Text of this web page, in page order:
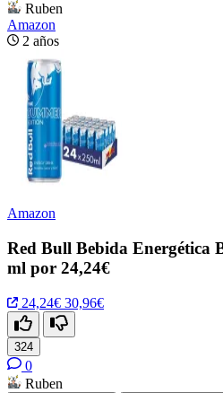
Ruben
Amazon
2 años
Amazon
Red Bull Bebida Energética
ml por 24,24€
24,24€ 30,96€
324
0
Ruben